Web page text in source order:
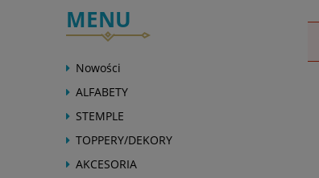
MENU
Nowości
ALFABETY
STEMPLE
TOPPERY/DEKORY
AKCESORIA